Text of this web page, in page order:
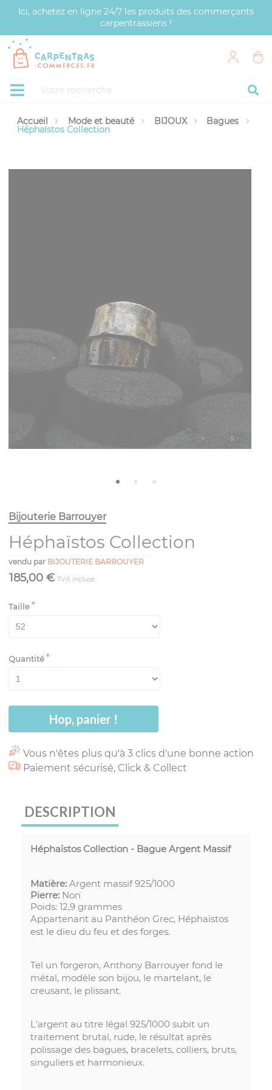
Ici, achetez en ligne 24/7 les produits des commerçants
carpentrassiens !
Accueil Mode et beauté BIJOUX Bagues
Héphaïstos Collection
Bijouterie Barrouyer
Héphaïstos Collection
vendu par BIJOUTERIE BARROUYER
185,00 € TVA incluse
Taille
Quantité
Hop, panier !
Vous n'êtes plus qu'à 3 clics d'une bonne action
Paiement sécurisé, Click & Collect
DESCRIPTION
Héphaïstos Collection - Bague Argent Massif
Matière: Argent massif 925/1000
Pierre: Non
Poids: 12,9 grammes
Appartenant au Panthéon Grec, Héphaïstos
est le dieu du feu et des forges.
Tel un forgeron, Anthony Barrouyer fond le
métal, modèle son bijou, le martelant, le
creusant, le plissant.
L'argent au titre légal 925/1000 subit un
traitement brutal, rude, le résultat après
polissage des bagues, bracelets, colliers, bruts,
singuliers et harmonieux.
Panneau de gestion des cookies